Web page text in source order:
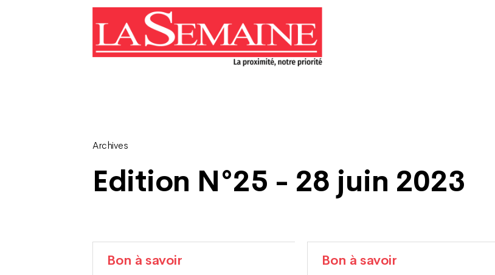
Archives
Edition N°25 - 28 juin 2023
Bon à savoir Bon à savoir